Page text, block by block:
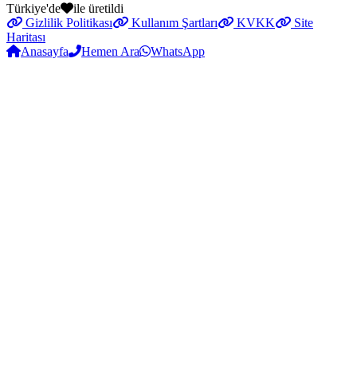
Türkiye'de
ile üretildi
Gizlilik Politikası
Kullanım Şartları KVKK
Site
Haritası
Anasayfa
Hemen Ara WhatsApp